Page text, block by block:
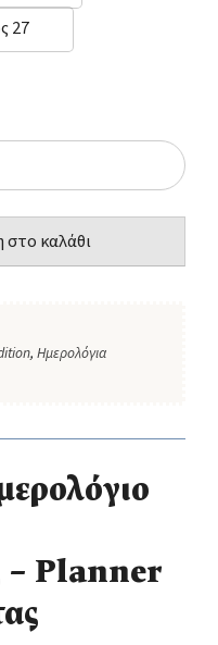
27
καλάθι
, Ημερολόγια
– Planner